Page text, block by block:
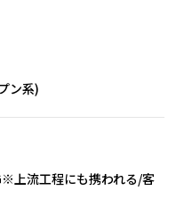
ン系)
上流工程にも携われる/客